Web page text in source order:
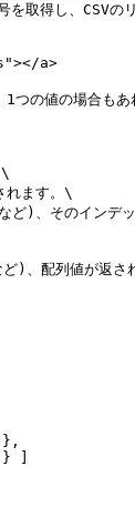
得し、CSVのリ
a>
の値の場合も
\
れます。\
)、そのインデ
、配列値が返され